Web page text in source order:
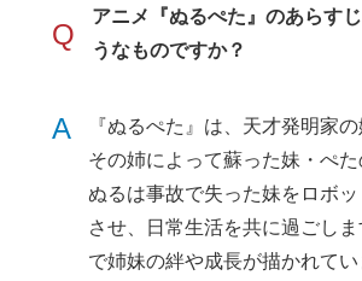
Q
アニメ『ぬるぺた』のあらす
うなものですか？
A
『ぬるぺた』は、天才発明家の
その姉によって蘇った妹・ぺた
ぬるは事故で失った妹をロボ
させ、日常生活を共に過ごし
で姉妹の絆や成長が描かれてい